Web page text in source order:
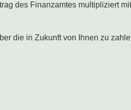
des Finanzamtes multipliziert
die in Zukunft von Ihnen zu